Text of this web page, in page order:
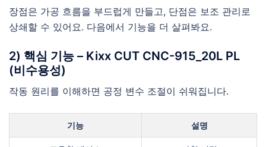
장점은 가공 흐름을 부드럽게 만들고, 단점은 보조 관리로
상쇄할 수 있어요. 다음에서 기능을 더 살펴봐요.
2) 핵심 기능 – Kixx CUT CNC-915_20L PL
(비수용성)
작동 원리를 이해하면 공정 변수 조절이 쉬워집니다.
기능 설명